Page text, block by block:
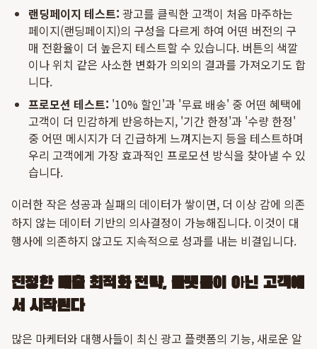
랜딩페이지 테스트: 광고를 클릭한 고객이 처음 마주하는
페이지(랜딩페이지)의 구성을 다르게 하여 어떤 버전의 구
매 전환율이 더 높은지 테스트할 수 있습니다. 버튼의 색깔
이나 위치 같은 사소한 변화가 의외의 결과를 가져오기도 합
니다.
프로모션 테스트: '10% 할인'과 '무료 배송' 중 어떤 혜택에
고객이 더 민감하게 반응하는지, '기간 한정'과 '수량 한정'
중 어떤 메시지가 더 긴급하게 느껴지는지 등을 테스트하며
우리 고객에게 가장 효과적인 프로모션 방식을 찾아낼 수 있
습니다.
이러한 작은 성공과 실패의 데이터가 쌓이면, 더 이상 감에 의존
하지 않는 데이터 기반의 의사결정이 가능해집니다. 이것이 대
행사에 의존하지 않고도 지속적으로 성과를 내는 비결입니다.
진정한 매출 최적화 전략, 플랫폼이 아닌 고객에
서 시작된다
많은 마케터와 대행사들이 최신 광고 플랫폼의 기능, 새로운 알